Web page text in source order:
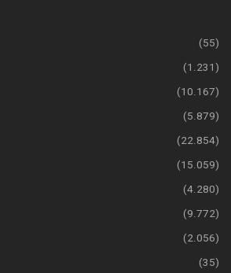
(55)
(1.231)
(10.167)
(5.879)
(22.854)
(15.059)
(4.280)
(9.772)
(2.056)
(35)